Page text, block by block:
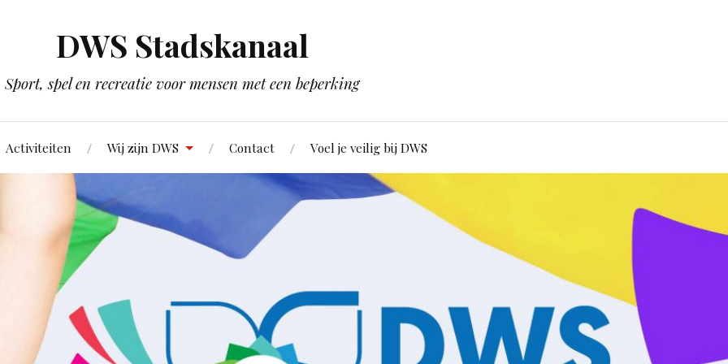
DWS Stadskanaal
Sport, spel en recreatie voor mensen met een beperking
Activiteiten Wij zijn DWS Contact Voel je veilig bij DWS